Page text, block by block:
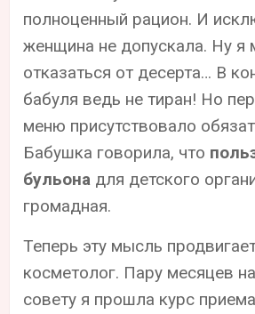
полноценный рацион. И
женщина не допускала. Ну я
отказаться от десерта… В
бабуля ведь не тиран! Но
меню присутствовало
Бабушка говорила, что
бульона для детского
громадная.
Теперь эту мысль
косметолог. Пару месяцев
совету я прошла курс